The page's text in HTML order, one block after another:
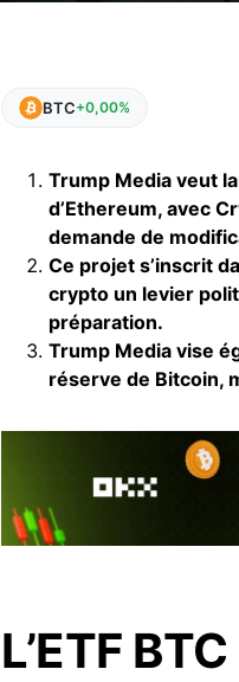
BTC+0,00%
Trump Media veut
d’Ethereum, avec
demande de
Ce projet s’inscrit
crypto un levier
préparation.
Trump Media vise
réserve de Bitcoin,
L’ETF